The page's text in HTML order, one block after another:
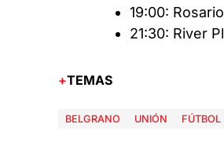
19:00:
21:30: River
TEMAS
BELGRANO UNIÓN FÚTBOL